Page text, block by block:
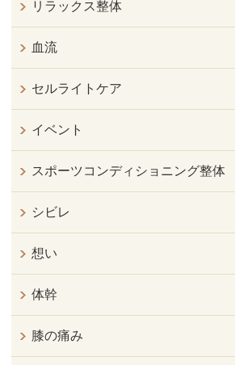
リラックス整体
血流
セルライトケア
イベント
スポーツコンディショニング整体
シビレ
想い
体幹
膝の痛み